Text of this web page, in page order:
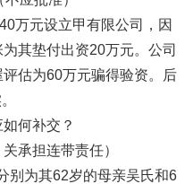
万元设立甲有限公司，因
其垫付出资20万元。公司
估为60万元骗得验资。后
何补交？
承担连带责任）
别为其62岁的母亲吴氏和6